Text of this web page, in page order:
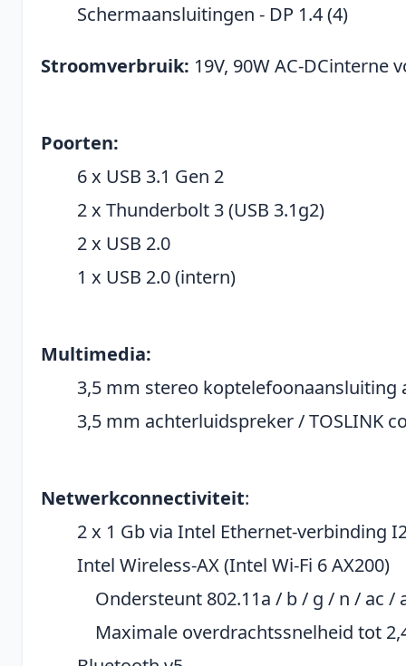
Schermaansluitingen - DP 1.4 (4)
Stroomverbruik: 19V, 90W AC-DCinterne
Poorten:
6 x USB 3.1 Gen 2
2 x Thunderbolt 3 (USB 3.1g2)
2 x USB 2.0
1 x USB 2.0 (intern)
Multimedia:
3,5 mm stereo koptelefoonaansluiting
3,5 mm achterluidspreker / TOSLINK
Netwerkconnectiviteit:
2 x 1 Gb via Intel Ethernet-verbinding
Intel Wireless-AX (Intel Wi-Fi 6 AX200)
Ondersteunt 802.11a / b / g / n / ac /
Maximale overdrachtssnelheid tot